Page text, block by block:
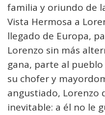
familia y oriundo de
Vista Hermosa a
llegado de Europa,
Lorenzo sin más
gana, parte al
su chofer y
angustiado, Lorenzo
inevitable: a él no le